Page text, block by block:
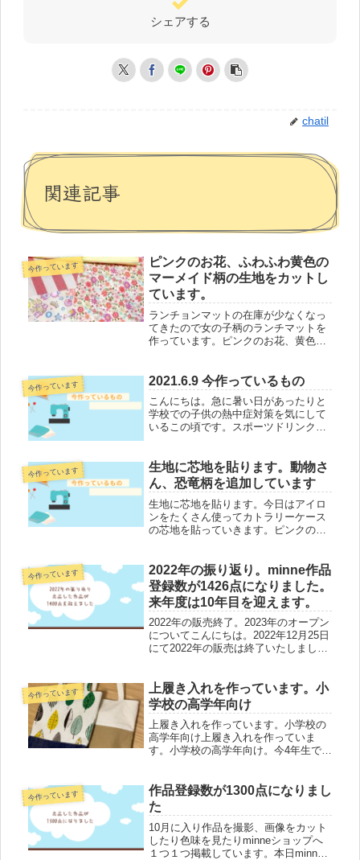
シェアする
chatil
関連記事
今作っています
ピンクのお花、ふわふわ黄色の
マーメイド柄の生地をカットし
ています。
ランチョンマットの在庫が少なくなっ
てきたので女の子柄のランチマットを
作っています。ピンクのお花、黄色の
しています。マーメイド柄は生地終わ
ってしまったのでまたかわいい生地探
し...
今作っています 2021.6.9 今作っているもの
こんにちは。急に暑い日があったりと
学校での子供の熱中症対策を気にして
いるこの頃です。スポーツドリンクOK
ているものカトラリーケースコロコロ
電車 とブルー系のストライプ動物
柄...
今作っています
生地に芯地を貼ります。動物さ
ん、恐竜柄を追加しています
生地に芯地を貼ります。今日はアイロ
ンをたくさん使ってカトラリーケース
の芯地を貼っていきます。ピンクの組
を考え中です。カトラリーケース の組
み合わせはこちら↓動物さん、恐...
今作っています
2022年の振り返り。minne作品
登録数が1426点になりました。
来年度は10年目を迎えます。
2022年の販売終了。2023年のオープン
についてこんにちは。2022年12月25日
にて2022年の販売は終了いたしまし
いです。2023年は1月4日頃ショップを
オープン予定...
今作っています
上履き入れを作っています。小
学校の高学年向け
上履き入れを作っています。小学校の
高学年向け上履き入れを作っていま
す。小学校の高学年向け。今4年生で
少し生地も褪せてきた。愛着があるけ
れどここで１つ新しい上履き入れを作
りま...
今作っています
作品登録数が1300点になりまし
た
10月に入り作品を撮影、画像をカット
したり色味を見たりminneショップへ
１つ１つ掲載しています。本日minne